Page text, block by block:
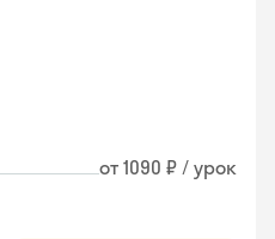
от 1090 ₽ / урок